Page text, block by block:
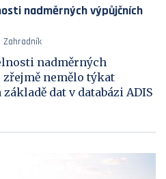
nadměrných výpůjčních
Zahradník
nadměrných
nemělo týkat
dat v databázi ADIS